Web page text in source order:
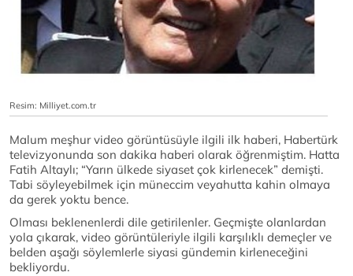
Resim: Milliyet.com.tr
Malum meşhur video görüntüsüyle ilgili ilk haberi, Habertürk
televizyonunda son dakika haberi olarak öğrenmiştim. Hatta
Fatih Altaylı; “Yarın ülkede siyaset çok kirlenecek” demişti.
Tabi söyleyebilmek için müneccim veyahutta kahin olmaya
da gerek yoktu bence.
Olması beklenenlerdi dile getirilenler. Geçmişte olanlardan
yola çıkarak, video görüntüleriyle ilgili karşılıklı demeçler ve
belden aşağı söylemlerle siyasi gündemin kirleneceğini
bekliyordu.